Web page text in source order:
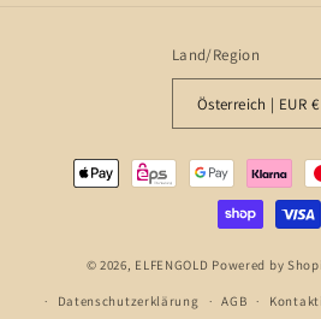
Land/Region
Österreich | EUR €
Zahlungsmethoden
© 2026, ELFENGOLD Powered by
Datenschutzerklärung AGB